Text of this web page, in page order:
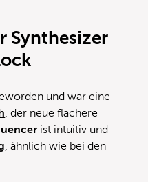
Synthesizer
und war eine
, der neue flachere
ist intuitiv und
, ähnlich wie bei den